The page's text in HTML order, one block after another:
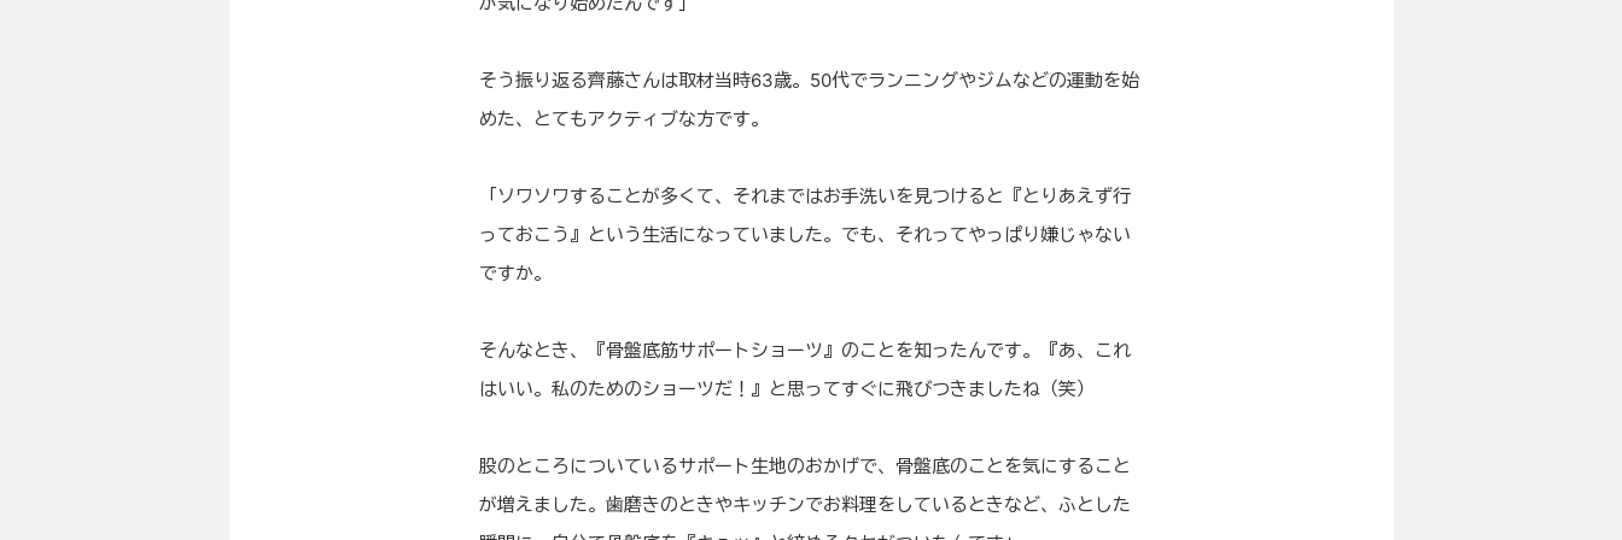
そう振り返る齊藤さんは取材当時63歳。50代でランニングやジムなどの運動を始
めた、とてもアクティブな方です。
「ソワソワすることが多くて、それまではお手洗いを見つけると『とりあえず行
っておこう』という生活になっていました。でも、それってやっぱり嫌じゃない
ですか。
そんなとき、『骨盤底筋サポートショーツ』のことを知ったんです。『あ、これ
はいい。私のためのショーツだ！』と思ってすぐに飛びつきましたね（笑）
股のところについているサポート生地のおかげで、骨盤底のことを気にすること
が増えました。歯磨きのときやキッチンでお料理をしているときなど、ふとした